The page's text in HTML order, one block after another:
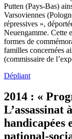
Putten (Pays-Bas)
Varsoviennes
répressives »,
Neuengamme. Cette
formes de
familles concernées
(commissaire de
Dépliant
2014 : «
L’assassinat
handicapées
national-